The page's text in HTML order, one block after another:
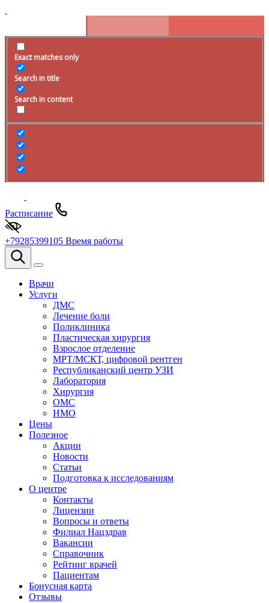
Exact matches only
Search in title
Search in content
Расписание
+79285399105 Время работы
Врачи
Услуги
ДМС
Лечение боли
Поликлиника
Пластическая хирургия
Взрослое отделение
МРТ/МСКТ, цифровой рентген
Республиканский центр УЗИ
Лаборатория
Хирургия
ОМС
НМО
Цены
Полезное
Акции
Новости
Статьи
Подготовка к исследованиям
О центре
Контакты
Лицензии
Вопросы и ответы
Филиал Нацздрав
Вакансии
Справочник
Рейтинг врачей
Пациентам
Бонусная карта
Отзывы